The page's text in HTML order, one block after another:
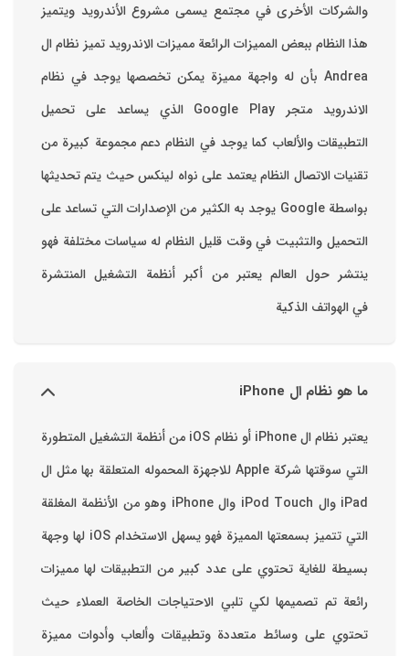
والشركات الأخرى في مجتمع يسمى مشروع الأندرويد ويتميز
هذا النظام ببعض المميزات الرائعة ‏مميزات الاندرويد ‏تميز نظام ال
Andrea بأن له واجهة مميزة يمكن تخصصها ‏يوجد في نظام
الاندرويد متجر Google Play الذي يساعد على تحميل
التطبيقات والألعاب ‏كما يوجد في النظام دعم مجموعة كبيرة من
تقنيات الاتصال ‏النظام يعتمد على نواه لينكس حيث يتم تحديثها
بواسطة ‫Google‬ ‏يوجد به الكثير من الإصدارات التي تساعد على
التحميل والتثبيت في وقت قليل ‏النظام له سياسات مختلفة فهو
ينتشر حول العالم يعتبر من أكبر أنظمة التشغيل المنتشرة
في الهواتف الذكية
ما هو نظام ال iPhone
يعتبر نظام ال iPhone أو نظام iOS من أنظمة التشغيل المتطورة
التي سوقتها شركة Apple للاجهزة المحموله المتعلقة بها مثل ال
iPad وال iPod Touch وال iPhone وهو من الأنظمة المغلقة
التي تتميز بسمعتها المميزة فهو يسهل الاستخدام ‏iOS لها وجهة
بسيطة للغاية تحتوي على عدد كبير من التطبيقات لها مميزات
رائعة تم تصميمها لكي تلبي الاحتياجات الخاصة العملاء حيث
تحتوي على وسائط متعددة وتطبيقات وألعاب وأدوات مميزة